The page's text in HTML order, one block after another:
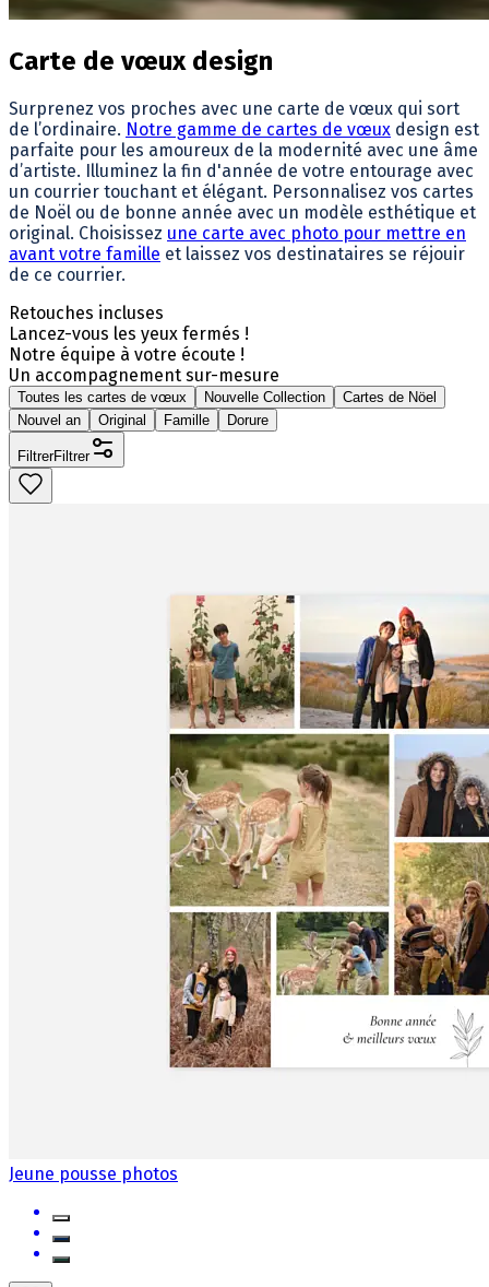
Carte de vœux design
Surprenez vos proches avec une carte de vœux qui sort
de l’ordinaire. Notre gamme de cartes de vœux design est
parfaite pour les amoureux de la modernité avec une âme
d’artiste. Illuminez la fin d'année de votre entourage avec
un courrier touchant et élégant. Personnalisez vos cartes
de Noël ou de bonne année avec un modèle esthétique et
original. Choisissez une carte avec photo pour mettre en
avant votre famille et laissez vos destinataires se réjouir
de ce courrier.
Retouches incluses
Lancez-vous les yeux fermés !
Notre équipe à votre écoute !
Un accompagnement sur-mesure
Toutes les cartes de vœux Nouvelle Collection
Cartes de Nöel
Nouvel an
Original Famille Dorure
FiltrerFiltrer
Jeune pousse photos